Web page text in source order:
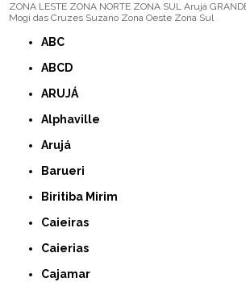
ZONA LESTE ZONA NORTE ZONA SUL Arujá
Mogi das Cruzes Suzano Zona Oeste Zona Sul
ABC
ABCD
ARUJÁ
Alphaville
Arujá
Barueri
Biritiba Mirim
Caieiras
Caierias
Cajamar